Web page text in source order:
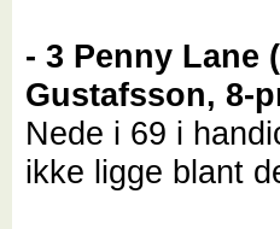
- 3 Penny Lane
Gustafsson, 8-
Nede i 69 i
ikke ligge blant